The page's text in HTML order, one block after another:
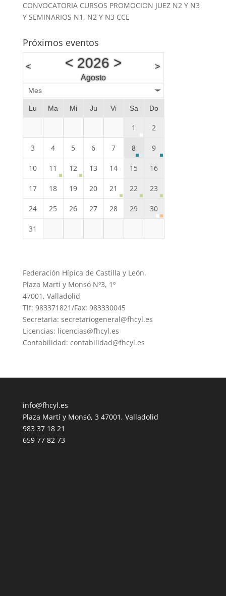
CONVOCATORIA CURSOS PROMOCION JUEZ N2 Y N3
Y SEMINARIOS N1, N2 Y N3 CCE
Próximos eventos
< < 2026>
Agosto
>
Mes
Lu Ma Mi Ju Vi Sa Do
1 2
3 4 5 6 7 8 9
10 11 12 13 14 15 16
17 18 19 20 21 22 23
24 25 26 27 28 29 30
31
Federación Hípica de Castilla y León.
Plaza Martí y Monsó Nº3, 1º
47001, Valladolid
Tlf: 983371821/Fax: 983330045
Secretaria: secretariogeneral@fhcyl.es
Licencias: licencias@fhcyl.es
Contabilidad: contabilidad@fhcyl.es
info@fhcyl.es
Plaza Martí y Monsó, 3 47001, Valladolid
983 37 18 21
659 77 82 73